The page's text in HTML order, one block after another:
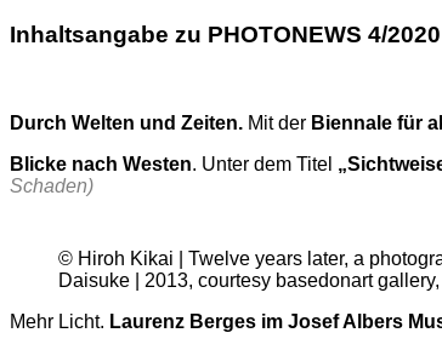
Inhaltsangabe zu PHOTONEWS 4/2020
Durch Welten und Zeiten. Mit der Biennale für
Blicke nach Westen. Unter dem Titel
Schaden)
© Hiroh Kikai | Twelve years later, a
Daisuke | 2013, courtesy ­basedonart
Mehr Licht. Laurenz Berges im Josef Albers